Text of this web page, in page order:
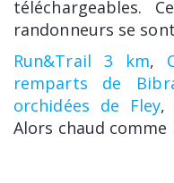
téléchargeables.
randonneurs se
Run&Trail 3 km,
remparts de
orchidées de Fley,
Alors chaud comme